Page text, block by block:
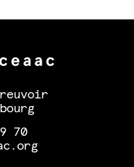
70